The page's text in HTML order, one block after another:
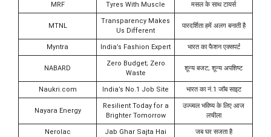
MRF Tyres With Muscle मसल के साथ टायर्स
MTNL
Transparency Makes
Us Different
पारदर्शिता हमें अलग बनाती है
Myntra India’s Fashion Expert भारत का फैशन एक्सपर्ट
NABARD
Zero Budget; Zero
Waste
शून्य बजट; शून्य अपशिष्ट
Naukri.com India’s No.1 Job Site भारत का नं.1 जॉब साइट
Nayara Energy
Resilient Today for a
Brighter Tomorrow
उज्ज्वल भविष्य के लिए आज
लचीला
Nerolac Jab Ghar Sajta Hai जब घर सजता है